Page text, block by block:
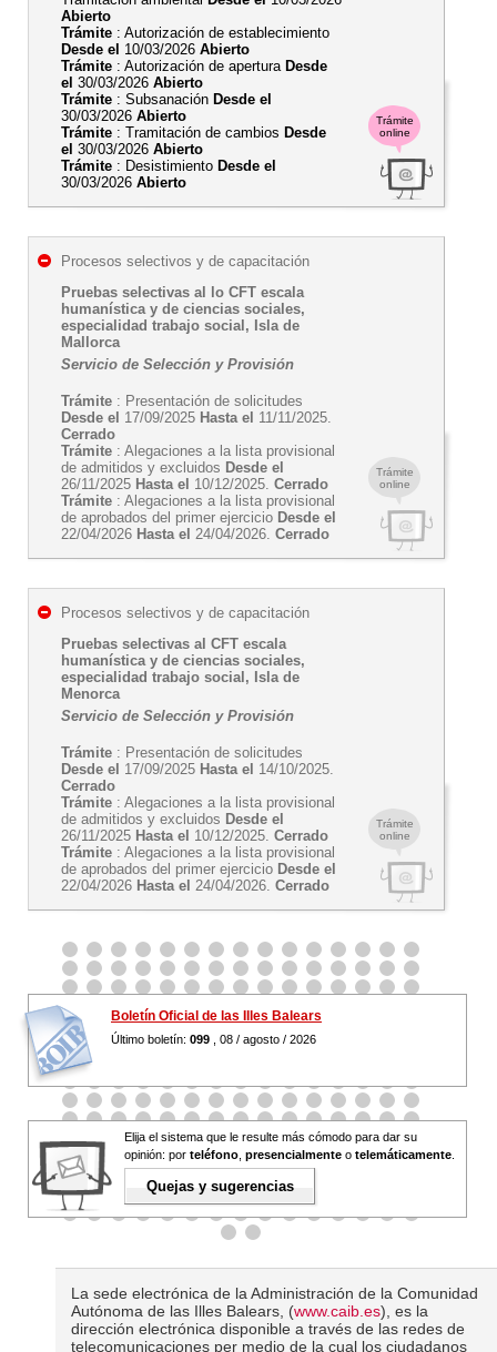
Trámite
online
Abierto
Trámite : Autorización de establecimiento
Desde el 10/03/2026 Abierto
Trámite : Autorización de apertura Desde
el 30/03/2026 Abierto
Trámite : Subsanación Desde el
30/03/2026 Abierto
Trámite : Tramitación de cambios Desde
el 30/03/2026 Abierto
Trámite : Desistimiento Desde el
30/03/2026 Abierto
Trámite
online
Procesos selectivos y de capacitación
Pruebas selectivas al lo CFT escala
humanística y de ciencias sociales,
especialidad trabajo social, Isla de
Mallorca
Servicio de Selección y Provisión
Trámite : Presentación de solicitudes
Desde el 17/09/2025 Hasta el 11/11/2025.
Cerrado
Trámite : Alegaciones a la lista provisional
de admitidos y excluidos Desde el
26/11/2025 Hasta el 10/12/2025. Cerrado
Trámite : Alegaciones a la lista provisional
de aprobados del primer ejercicio Desde el
22/04/2026 Hasta el 24/04/2026. Cerrado
Trámite
online
Procesos selectivos y de capacitación
Pruebas selectivas al CFT escala
humanística y de ciencias sociales,
especialidad trabajo social, Isla de
Menorca
Servicio de Selección y Provisión
Trámite : Presentación de solicitudes
Desde el 17/09/2025 Hasta el 14/10/2025.
Cerrado
Trámite : Alegaciones a la lista provisional
de admitidos y excluidos Desde el
26/11/2025 Hasta el 10/12/2025. Cerrado
Trámite : Alegaciones a la lista provisional
de aprobados del primer ejercicio Desde el
22/04/2026 Hasta el 24/04/2026. Cerrado
Boletín Oficial de las Illes Balears
Último boletín: 099 , 08 / agosto / 2026
Elija el sistema que le resulte más cómodo para dar su
opinión: por teléfono presencialmente o telemáticamente
Quejas y sugerencias
La sede electrónica de la Administración de la Comunidad
Autónoma de las Illes Balears, (www.caib.es), es la
dirección electrónica disponible a través de las redes de
telecomunicaciones per medio de la cual los ciudadanos